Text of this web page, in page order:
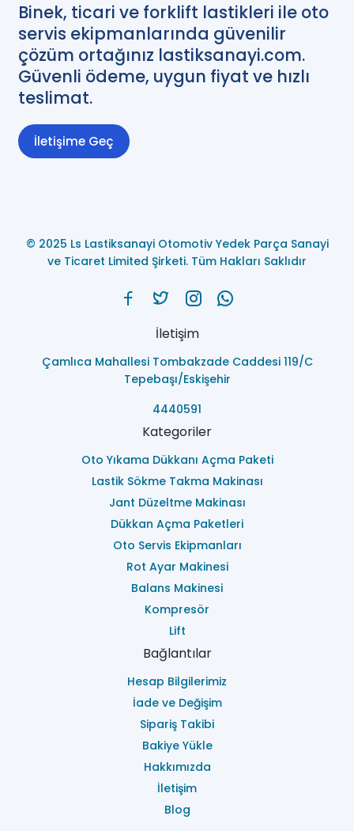
Binek, ticari ve forklift lastikleri ile oto
servis ekipmanlarında güvenilir
çözüm ortağınız lastiksanayi.com.
Güvenli ödeme, uygun fiyat ve hızlı
teslimat.
İletişime Geç
© 2025 Ls Lastiksanayi Otomotiv Yedek Parça Sanayi
ve Ticaret Limited Şirketi. Tüm Hakları Saklıdır
İletişim
Çamlıca Mahallesi Tombakzade Caddesi 119/C
Tepebaşı/Eskişehir
4440591
Kategoriler
Oto Yıkama Dükkanı Açma Paketi
Lastik Sökme Takma Makinası
Jant Düzeltme Makinası
Dükkan Açma Paketleri
Oto Servis Ekipmanları
Rot Ayar Makinesi
Balans Makinesi
Kompresör
Lift
Bağlantılar
Hesap Bilgilerimiz
İade ve Değişim
Sipariş Takibi
Bakiye Yükle
Hakkımızda
İletişim
Blog